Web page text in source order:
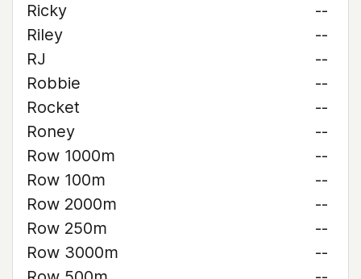
Ricky
--
Riley
--
RJ
--
Robbie
--
Rocket
--
Roney
--
Row 1000m
--
Row 100m
--
Row 2000m
--
Row 250m
--
Row 3000m
--